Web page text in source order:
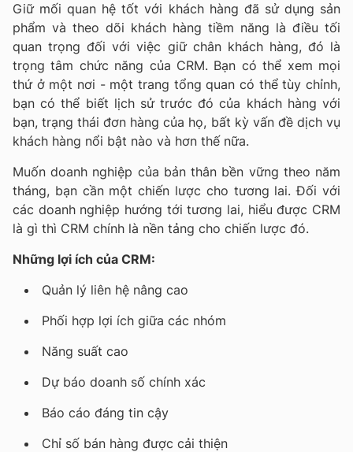
Giữ mối quan hệ tốt với khách hàng đã sử dụng sản
phẩm và theo dõi khách hàng tiềm năng là điều tối
quan trọng đối với việc giữ chân khách hàng, đó là
trọng tâm chức năng của CRM. Bạn có thể xem mọi
thứ ở một nơi - một trang tổng quan có thể tùy chỉnh,
bạn có thể biết lịch sử trước đó của khách hàng với
bạn, trạng thái đơn hàng của họ, bất kỳ vấn đề dịch vụ
khách hàng nổi bật nào và hơn thế nữa.
Muốn doanh nghiệp của bản thân bền vững theo năm
tháng, bạn cần một chiến lược cho tương lai. Đối với
các doanh nghiệp hướng tới tương lai, hiểu được CRM
là gì thì CRM chính là nền tảng cho chiến lược đó.
Những lợi ích của CRM:
Quản lý liên hệ nâng cao
Phối hợp lợi ích giữa các nhóm
Năng suất cao
Dự báo doanh số chính xác
Báo cáo đáng tin cậy
Chỉ số bán hàng được cải thiện